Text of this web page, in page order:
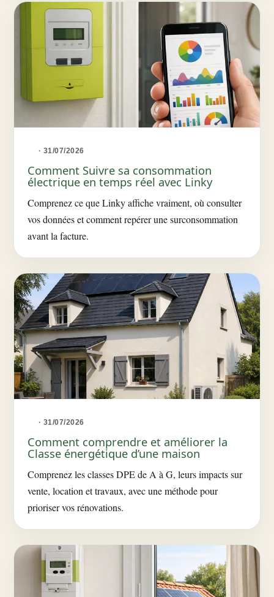
· 31/07/2026
Comment Suivre sa consommation
électrique en temps réel avec Linky
Comprenez ce que Linky affiche vraiment, où consulter
vos données et comment repérer une surconsommation
avant la facture.
· 31/07/2026
Comment comprendre et améliorer la
Classe énergétique d’une maison
Comprenez les classes DPE de A à G, leurs impacts sur
vente, location et travaux, avec une méthode pour
prioriser vos rénovations.